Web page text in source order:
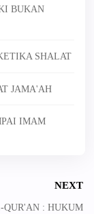
BUKAN
SHALAT
JAMA'AH
IMAM
NEXT
QUR'AN : HUKUM